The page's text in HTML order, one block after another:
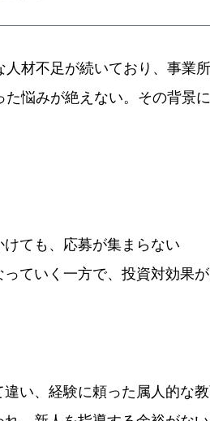
材不足が続いており、事業
悩みが絶えない。その背景
ても、応募が集まらない
ていく一方で、投資対効果
い、経験に頼った属人的な